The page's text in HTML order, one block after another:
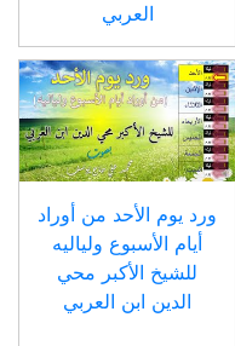
العربي
ورد يوم الأحد من أوراد
أيام الأسبوع ولياليه
للشيخ الأكبر محي
الدين ابن العربي